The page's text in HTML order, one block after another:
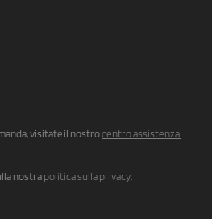
visitate il nostrocentro assistenza
nostra politica sulla privacy